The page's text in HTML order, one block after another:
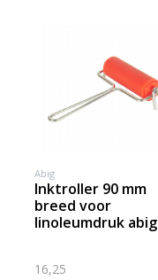
Abig
inktroller 90 mm
breed voor
linoleumdruk abig
16,25